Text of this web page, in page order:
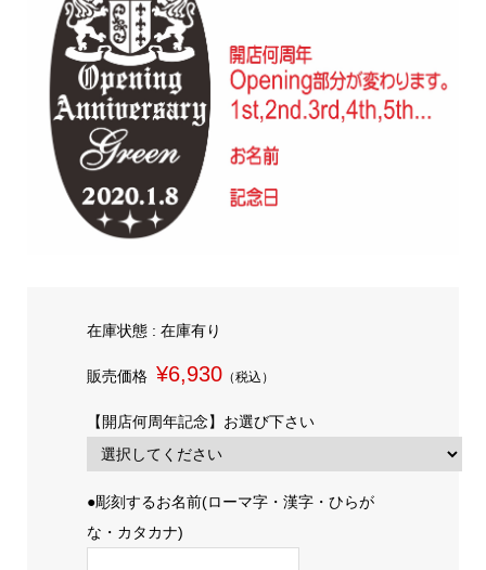
在庫状態 : 在庫有り
販売価格 ¥6,930（税込）
【開店何周年記念】お選び下さい
●彫刻するお名前(ローマ字・漢字・ひらが
な・カタカナ)